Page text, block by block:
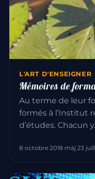
L'ART D'ENSEIGNER
Mémoires de
Au terme de leur
formés à l’Institut
d’études. Chacun
8 octobre 2018·màj 23